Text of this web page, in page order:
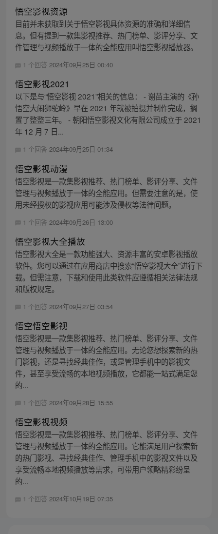
悟空影视资源
目前并未获取到关于悟空影视具体资源的准确和详细信
息。但有提到一款集影视推荐、热门榜单、影评分享、文
件管理与视频播放于一体的全能应用叫悟空影视播放器。
1 个回答 2024年09月25日 00:40
悟空影视2021
以下是与“悟空影视 2021”相关的信息： - 谢苗主演的《孙
悟空大闹狮驼岭》早在 2021 年就被拍摄并制作完成，搁
置了整整三年。 - 朝阳悟空影视文化有限公司成立于 2021
年 12 月 7 日...
1 个回答 2024年09月25日 01:34
悟空影视动漫
悟空影视是一款集影视推荐、热门榜单、影评分享、文件
管理与视频播放于一体的全能应用。但需要注意的是，使
用未经授权的影视应用可能涉及侵权等法律问题。
1 个回答 2024年09月26日 13:00
悟空影视大全播放
悟空影视大全是一款功能强大、资源丰富的安卓影视播放
软件。您可以通过在应用商店中搜索“悟空影视大全”进行下
载。但需注意，下载和使用此类软件应遵循相关法律法规
和版权规定。
1 个回答 2024年09月27日 03:54
悟空悟空影视
悟空影视是一款集影视推荐、热门榜单、影评分享、文件
管理与视频播放于一体的全能应用。无论您想探索新的热
门影视，还是寻找经典佳作，或是管理手机中的影视文
件，甚至享受流畅的本地视频播放，它都能一站式满足您
的...
1 个回答 2024年09月28日 15:55
悟空影视视频
悟空影视是一款集影视推荐、热门榜单、影评分享、文件
管理与视频播放于一体的全能应用。它能满足用户探索新
的热门影视、寻找经典佳作、管理手机中的影视文件以及
享受流畅本地视频播放等需求，可带用户领略精彩纷呈
的...
1 个回答 2024年10月19日 07:35